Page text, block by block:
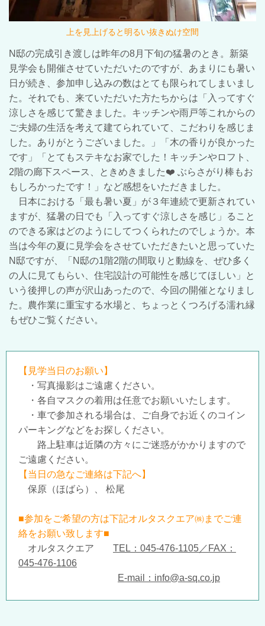
上を見上げると明るい抜きぬけ空間
N 邸の完成引き渡しは昨年の8月下旬の猛暑のとき。新築
見学会も開催させていただいたのですが、あまりにも暑い
日が続き、参加申し込みの数はとても限られてしまいまし
た。それでも、来ていただいた方たちからは「入ってすぐ
涼しさを感じて驚きました。キッチンや雨戸等これからの
ご夫婦の生活を考えて建てられていて、こだわりを感じま
した。ありがとうございました。」「木の香りが良かった
です」「とてもステキなお家でした！キッチンやロフト、
2階の廊下スペース、ときめきました❤ ぶらさがり棒もお
もしろかったです！」など感想をいただきました。
日本における「最も暑い夏」が３年連続で更新されてい
ますが、猛暑の日でも「入ってすぐ涼しさを感じ」ること
のできる家はどのようにしてつくられたのでしょうか。本
当は今年の夏に見学会をさせていただきたいと思っていた
N邸ですが、「N邸の1階2階の間取りと動線を、ぜひ多く
の人に見てもらい、住宅設計の可能性を感じてほしい」と
いう後押しの声が沢山あったので、今回の開催となりまし
た。農作業に重宝する水場と、ちょっとくつろげる濡れ縁
もぜひご覧ください。
【見学当日のお願い】
・写真撮影はご遠慮ください。
・各自マスクの着用は任意でお願いいたします。
・車で参加される場合は、ご自身でお近くのコイン
パーキングなどをお探しください。
路上駐車は近隣の方々にご迷惑がかかりますので
ご遠慮ください。
【当日の急なご連絡は下記へ】
保原（ほばら）、 松尾
■参加をご希望の方は下記オルタスクエア㈱までご連
絡をお願い致します■
オルタスクエア TEL：045-476-1105／FAX：
045-476-1106
E-mail：info@a-sq.co.jp